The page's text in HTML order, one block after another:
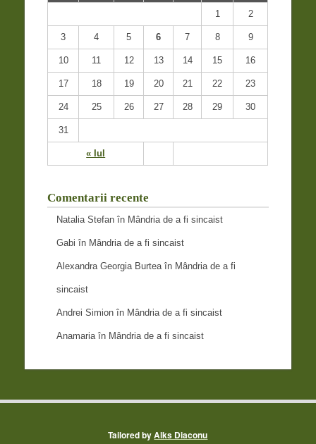
« Iul
1 2
3 4 5 6 7 8 9
10 11 12 13 14 15 16
17 18 19 20 21 22 23
24 25 26 27 28 29 30
31
Comentarii recente
Natalia Stefan în Mândria de a fi sincaist
Gabi în Mândria de a fi sincaist
Alexandra Georgia Burteaîn Mândria de a fi
sincaist
Andrei Simion în Mândria de a fi sincaist
Anamariaîn Mândria de a fi sincaist
Tailored byAlks Diaconu